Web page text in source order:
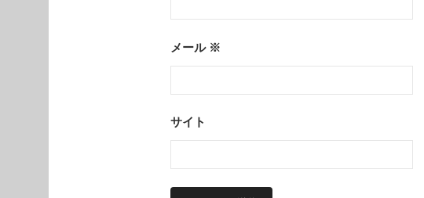
メール ※
サイト